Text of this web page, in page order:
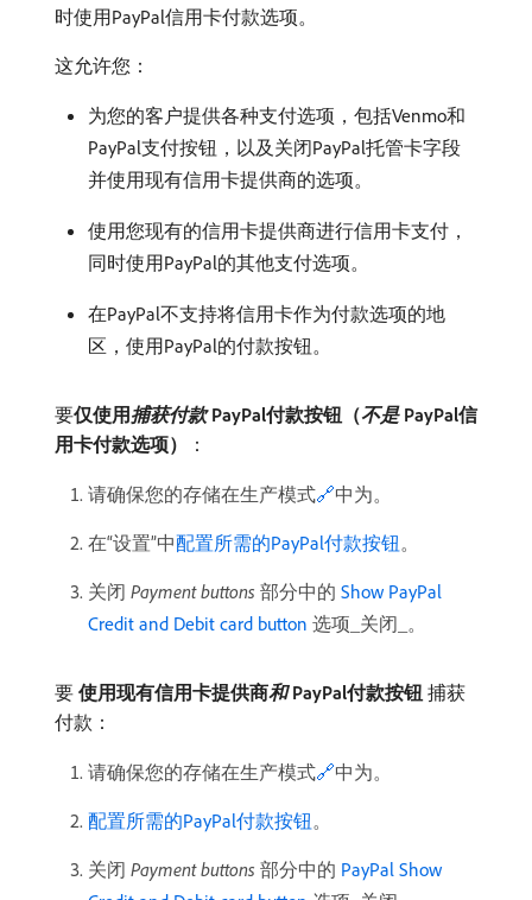
时使用PayPal信用卡付款选项。
这允许您：
为您的客户提供各种支付选项，包括Venmo和
PayPal支付按钮，以及关闭PayPal托管卡字段
并使用现有信用卡提供商的选项。
使用您现有的信用卡提供商进行信用卡支付，
同时使用PayPal的其他支付选项。
在PayPal不支持将信用卡作为付款选项的地
区，使用PayPal的付款按钮。
要​仅使用​ 捕获付款PayPal付款按钮（不是PayPal信
用卡付款选项）
：
请确保您的存储在生产模式🔗中为。
在“设置”中配置所需的PayPal付款按钮。
关闭​ Payment buttons ​部分中的​ Show PayPal
Credit and Debit card button ​选项_​关闭​_。
要​ 使用现有信用卡提供商​和PayPal付款按钮 ​捕获
付款：
请确保您的存储在生产模式🔗中为。
配置所需的PayPal付款按钮。
关闭​ Payment buttons ​部分中的​ PayPal Show